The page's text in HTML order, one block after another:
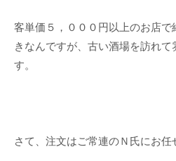
客単価５，０００円以上のお店
きなんですが、古い酒場を訪れ
す。
さて、注文はご常連のＮ氏にお任